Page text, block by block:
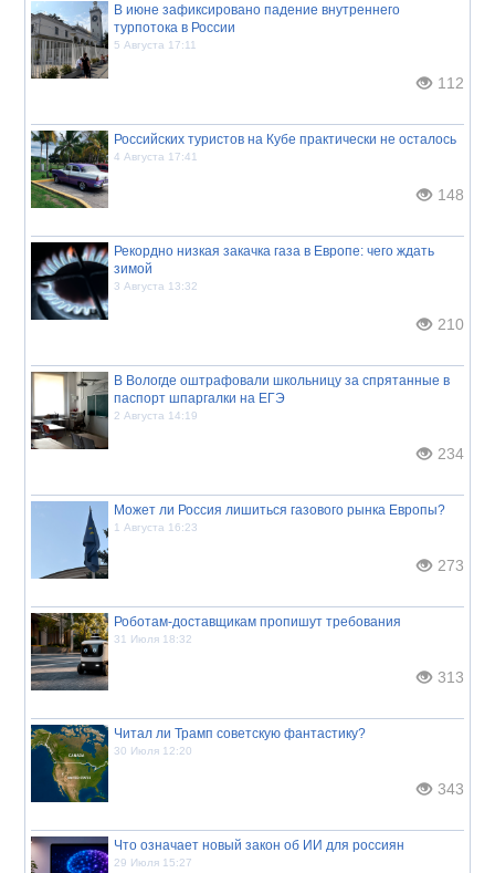
В июне зафиксировано падение внутреннего
турпотока в России
5 Августа 17:11
112
Российских туристов на Кубе практически не осталось
4 Августа 17:41
148
Рекордно низкая закачка газа в Европе: чего ждать
зимой
3 Августа 13:32
210
В Вологде оштрафовали школьницу за спрятанные в
паспорт шпаргалки на ЕГЭ
2 Августа 14:19
234
Может ли Россия лишиться газового рынка Европы?
1 Августа 16:23
273
Роботам-доставщикам пропишут требования
31 Июля 18:32
313
Читал ли Трамп советскую фантастику?
30 Июля 12:20
343
Что означает новый закон об ИИ для россиян
29 Июля 15:27